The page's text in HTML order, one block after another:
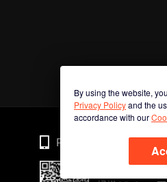
By using the website,
Privacy Policyand the
accordance with our
Phone